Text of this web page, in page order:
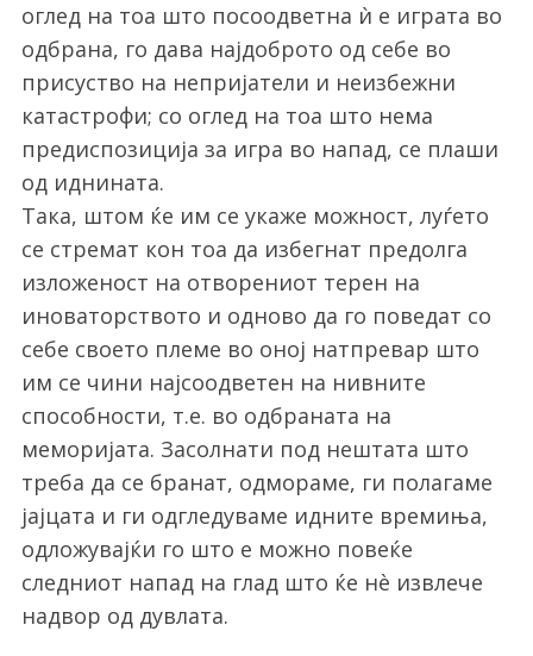
оглед на тоа што посоодветна ѝ е играта во
одбрана, го дава најдоброто од себе во
присуство на непријатели и неизбежни
катастрофи; со оглед на тоа што нема
предиспозиција за игра во напад, се плаши
од иднината.
Така, штом ќе им се укаже можност, луѓето
се стремат кон тоа да избегнат предолга
изложеност на отворениот терен на
иноваторството и одново да го поведат со
себе своето племе во оној натпревар што
им се чини најсоодветен на нивните
способности, т.е. во одбраната на
меморијата. Засолнати под нештата што
треба да се бранат, одмораме, ги полагаме
јајцата и ги одгледуваме идните времиња,
одложувајќи го што е можно повеќе
следниот напад на глад што ќе нè извлече
надвор од дувлата.
S
e
a
r
h
f
o
r